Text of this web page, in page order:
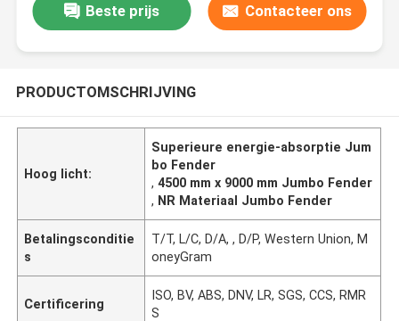
Beste prijs Contacteer ons
PRODUCTOMSCHRIJVING
Hoog licht:
Superieure energie-absorptie Jum
bo Fender
,4500 mm x 9000 mm Jumbo Fender
, NR Materiaal Jumbo Fender
Betalingsconditie
s
T/T, L/C, D/A, , D/P, Western Union, M
oneyGram
Certificering
ISO, BV, ABS, DNV, LR, SGS, CCS, RMR
S